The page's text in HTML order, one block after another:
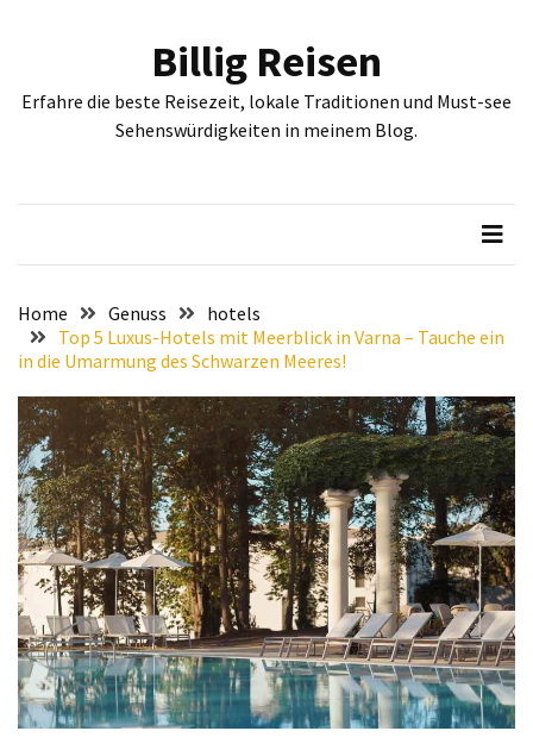
BEITRÄGE
kulturelle
Sehenswürdigkeiten,
die
Sie
gesehen
haben
müssen
Erleben
Sie
Luxus
und
Gemütlichkeit:
Die
besten
Hotels
Billig Reisen
Erfahre die beste Reisezeit, lokale Traditionen und Must-see
Sehenswürdigkeiten in meinem Blog.
Home Genuss
hotels
Top 5 Luxus-Hotels mit Meerblick in Varna – Tauche ein
in die Umarmung des Schwarzen Meeres!